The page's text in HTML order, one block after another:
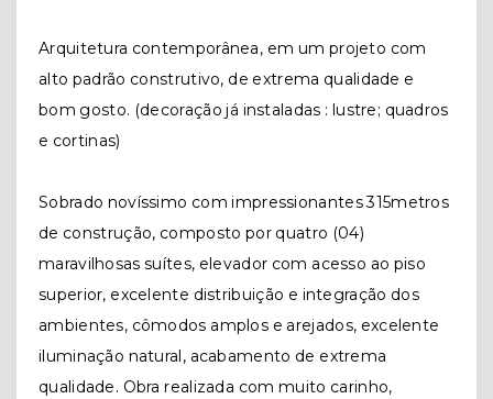
Arquitetura contemporânea, em um projeto com
alto padrão construtivo, de extrema qualidade e
bom gosto. (decoração já instaladas : lustre; quadros
e cortinas)
Sobrado novíssimo com impressionantes 315metros
de construção, composto por quatro (04)
maravilhosas suítes, elevador com acesso ao piso
superior, excelente distribuição e integração dos
ambientes, cômodos amplos e arejados, excelente
iluminação natural, acabamento de extrema
qualidade. Obra realizada com muito carinho,